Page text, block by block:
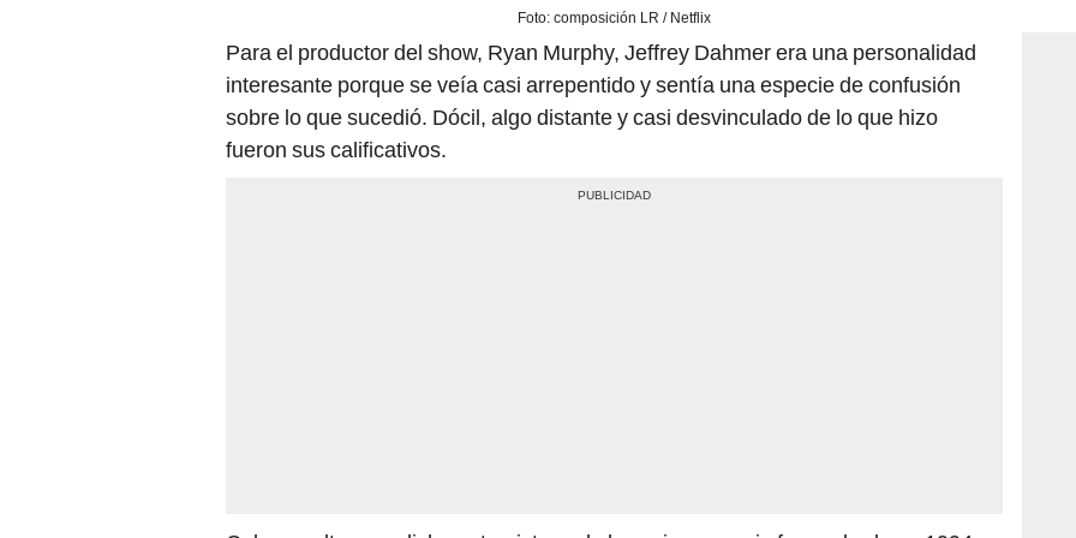
Foto: composición LR / Netflix
Para el productor del show, Ryan Murphy, Jeffrey Dahmer era una personalidad
interesante porque se veía casi arrepentido y sentía una especie de confusión
sobre lo que sucedió. Dócil, algo distante y casi desvinculado de lo que hizo
fueron sus calificativos.